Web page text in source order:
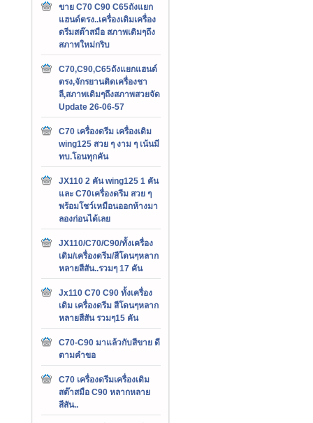
ขาย C70 C90 C65ถังแยก
แฮนด์ตรง..เครื่องเดิมเครื่อง
ดรีมสต๊าสมือ สภาพเดิมๆถึง
สภาพใหม่กริบ
C70,C90,C65ถังแยกแฮนด์
ตรง,จักรยานติดเครื่องชา
ลี,สภาพเดิมๆถึงสภาพสวยจัด
Update 26-06-57
C70 เครื่องดรีม เครื่องเดิม
wing125 สวย ๆ งาม ๆ เน้นมี
ทบ.โอนทุกคัน
JX110 2 คัน wing125 1 คัน
และ C70เครื่องดรีม สวย ๆ
พร้อมโชว์เหมือนออกห้างมา
ลองก่อนได้เลย
JX110/C70/C90/ทั้งเครื่อง
เดิม/เครื่องดรีม/สีโดนๆหลาก
หลายสีสัน..รวมๆ 17 คัน
Jx110 C70 C90 ทั้งเครื่อง
เดิม เครื่องดรีม สีโดนๆหลาก
หลายสีสัน รวมๆ15 คัน
C70-C90 มาแล้วกับสีขาย ดี
ตามคำขอ
C70 เครื่องดรีมเครื่องเดิม
สต๊าสมือ C90 หลากหลาย
สีสัน..